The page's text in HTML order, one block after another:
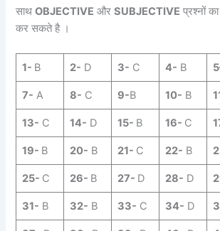
साथOBJECTIVE औरSUBJECTIVE प्रश्नों
कर सकते है ।
1- B 2- D 3- C 4- B 5
7- A 8- C 9-B 10- B
13- C 14- D 15- B 16- C
19- B 20- B 21- C 22- B
25- C 26- B 27- D 28- D
31- B 32- B 33- C 34- D